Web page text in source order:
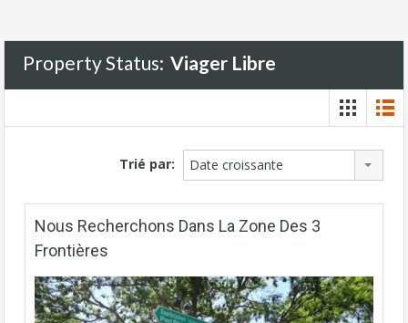
Property Status: Viager Libre
Trié par: Date croissante
Nous Recherchons Dans La Zone Des 3
Frontières